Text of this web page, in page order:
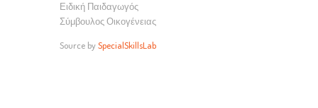
Ειδική Παιδαγωγός
Σύμβουλος Οικογένειας
Source bySpecialSkillsLab